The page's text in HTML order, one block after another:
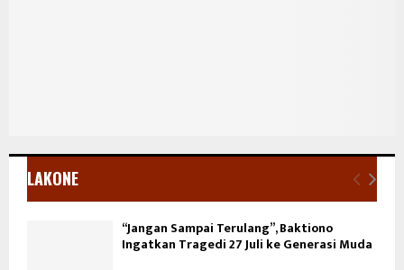
LAKONE
“Jangan Sampai Terulang”, Baktiono
Ingatkan Tragedi 27 Juli ke Generasi Muda